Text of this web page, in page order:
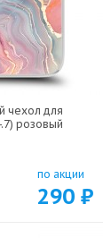
чехол для
розовый
по акции
290 ₽